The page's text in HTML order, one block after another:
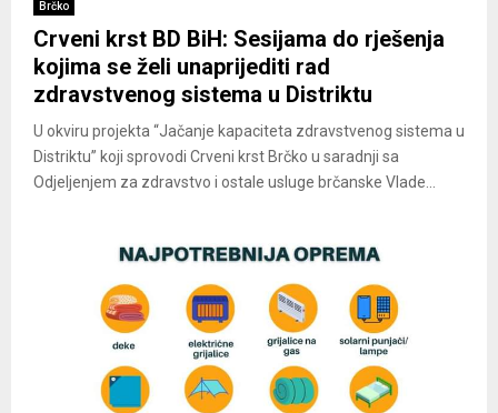
Brčko
Crveni krst BD BiH: Sesijama do rješenja
kojima se želi unaprijediti rad
zdravstvenog sistema u Distriktu
U okviru projekta “Jačanje kapaciteta zdravstvenog sistema u
Distriktu” koji sprovodi Crveni krst Brčko u saradnji sa
Odjeljenjem za zdravstvo i ostale usluge brčanske Vlade...